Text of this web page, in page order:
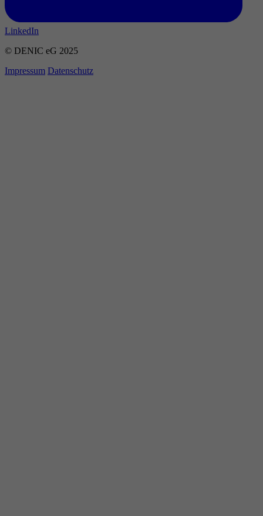
LinkedIn
© DENIC eG 2025
Impressum Datenschutz